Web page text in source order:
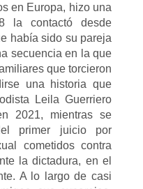
en Europa, hizo una
la contactó desde
había sido su pareja
secuencia en la que
que torcieron
una historia que
Leila Guerriero
2021, mientras se
primer juicio por
cometidos contra
la dictadura, en el
A lo largo de casi